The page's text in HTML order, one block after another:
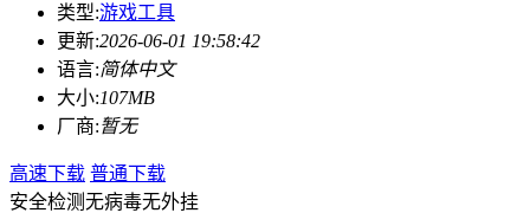
类型:游戏工具
更新:2026-06-01 19:58:42
语言:简体中文
大小:107MB
厂商:暂无
高速下载 普通下载
安全检测无病毒无外挂